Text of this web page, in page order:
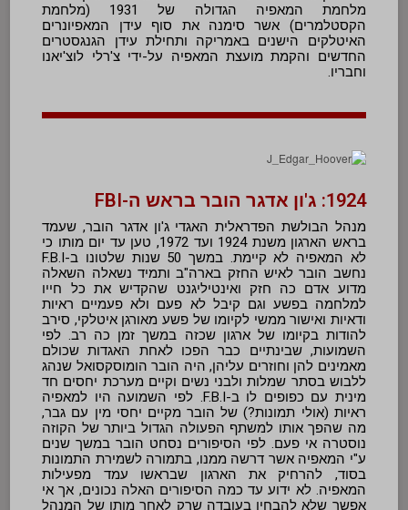
מלחמת המאפיה הגדולה של 1931 (מלחמת
הקסטלמרים) אשר סימנה את סוף עידן המאפיונרים
האיטלקים הישנים באמריקה ותחילת עידן הגנגסטרים
החדשים והקמת מועצת המאפיה על-ידי צ'רלי לוצ'יאנו
וחבריו.
1924: ג'ון אדגר הובר בראש ה-FBI
מנהל הבולשת הפדראלית האגדי ג'ון אדגר הובר, שעמד
בראש הארגון משנת 1924 ועד 1972, טען עד יום מותו כי
לא המאפיה לא קיימת. במשך 50 שנות שלטונו ב-F.B.I
נחשב הובר לאיש החזק בארה"ב ותמיד נשאלה השאלה
מדוע אדם כה חזק ואינטיליגנט שהקדיש את כל חייו
למלחמה בפשע וגם קיבל לא פעם ולא פעמיים ראיות
ודאיות ואישור ממשי לקיומו של פשע מאורגן איטלקי, סירב
להודות בקיומו של ארגון שכזה במשך זמן כה רב. לפי
השמועות, שבינתיים כבר הפכו לאחת האגדות שכולם
מאמינים להן וחוזרים עליהן, היה הובר הומוסקסואל שנהג
ללבוש בסתר שמלות ולבני נשים וקיים מערכת יחסים חד
מינית עם כפופים לו ב-F.B.I. לפי השמועה היו למאפיה
ראיות (אולי תמונות?) של הובר מקיים יחסי מין עם גבר,
מה שהפך אותו למשתף הפעולה הגדול ביותר של הקוזה
נוסטרה אי פעם. לפי הסיפורים נסחט הובר במשך שנים
ע"י המאפיה אשר דרשה ממנו, בתמורה לשמירת התמונות
בסוד, להרחיק את הארגון שבראשו עמד מפעילות
המאפיה. לא ידוע עד כמה הסיפורים האלה נכונים, אך אי
אפשר שלא להבחין בעובדה שרק לאחר מותו של המנהל